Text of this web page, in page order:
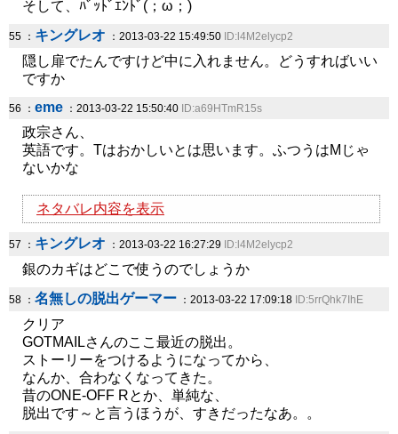
そして、ﾊﾞｯﾄﾞｴﾝﾄﾞ(；ω；)
55 ： キングレオ ：2013-03-22 15:49:50 ID:l4M2elycp2
隠し扉でたんですけど中に入れません。どうすればいい
ですか
56 ： eme ：2013-03-22 15:50:40 ID:a69HTmR15s
政宗さん、
英語です。Tはおかしいとは思います。ふつうはMじゃ
ないかな
ネタバレ内容を表示
57 ： キングレオ ：2013-03-22 16:27:29 ID:l4M2elycp2
銀のカギはどこで使うのでしょうか
58 ： 名無しの脱出ゲーマー ：2013-03-22 17:09:18 ID:5rrQhk7IhE
クリア
GOTMAILさんのここ最近の脱出。
ストーリーをつけるようになってから、
なんか、合わなくなってきた。
昔のONE-OFF Rとか、単純な、
脱出です～と言うほうが、すきだったなあ。。